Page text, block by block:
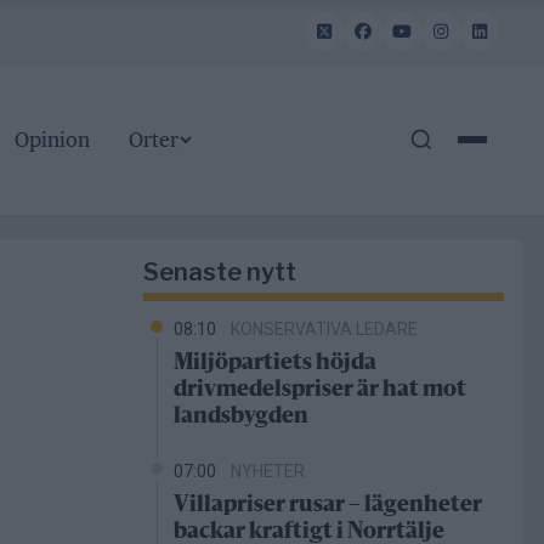
Opinion Orter
Senaste nytt
08:10 KONSERVATIVA LEDARE
Miljöpartiets höjda
drivmedelspriser är hat mot
landsbygden
07:00 NYHETER
Villapriser rusar – lägenheter
backar kraftigt i Norrtälje